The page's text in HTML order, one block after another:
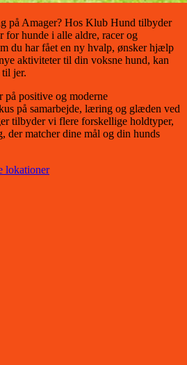
på Amager? Hos Klub Hund tilbyder
hunde i alle aldre, racer og
du har fået en ny hvalp, ønsker hjælp
aktiviteter til din voksne hund, kan
til jer.
positive og moderne
på samarbejde, læring og glæden ved
tilbyder vi flere forskellige holdtyper,
der matcher dine mål og din hunds
lokationer